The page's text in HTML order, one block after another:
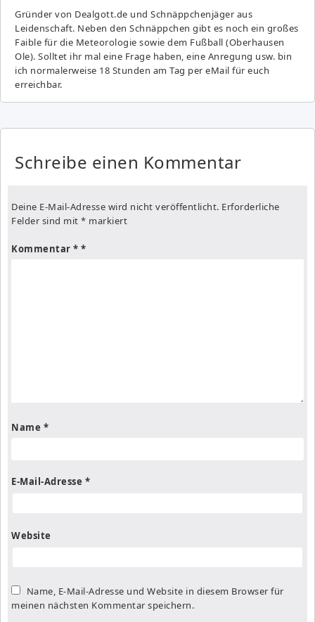
Gründer von Dealgott.de und Schnäppchenjäger aus
Leidenschaft. Neben den Schnäppchen gibt es noch ein großes
Fai­ble für die Meteorologie sowie dem Fußball (Oberhausen
Ole). Solltet ihr mal eine Frage haben, eine Anregung usw. bin
ich normalerweise 18 Stunden am Tag per eMail für euch
erreichbar.
Schreibe einen Kommentar
Deine E-Mail-Adresse wird nicht veröffentlicht. Erforderliche
Felder sind mit * markiert
Kommentar *
Name *
E-Mail-Adresse *
Website
Name, E-Mail-Adresse und Website in diesem Browser für
meinen nächsten Kommentar speichern.